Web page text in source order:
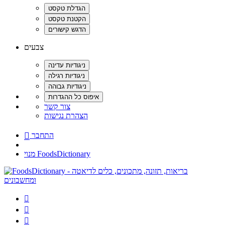
צבעים
צור קשר
הצהרת נגישות
 התחבר
מנוי FoodsDictionary


